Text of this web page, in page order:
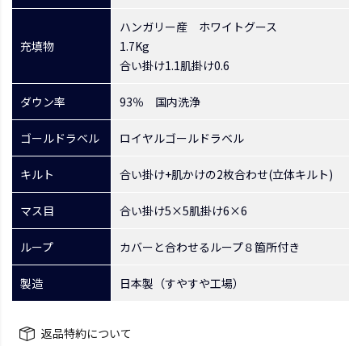
充填物
ハンガリー産 ホワイトグース
1.7Kg
合い掛け1.1肌掛け0.6
ダウン率 93％ 国内洗浄
ゴールドラベル ロイヤルゴールドラベル
キルト 合い掛け+肌かけの2枚合わせ(立体キルト)
マス目 合い掛け5×5肌掛け6×6
ループ カバーと合わせるループ８箇所付き
製造 日本製（すやすや工場）
返品特約について